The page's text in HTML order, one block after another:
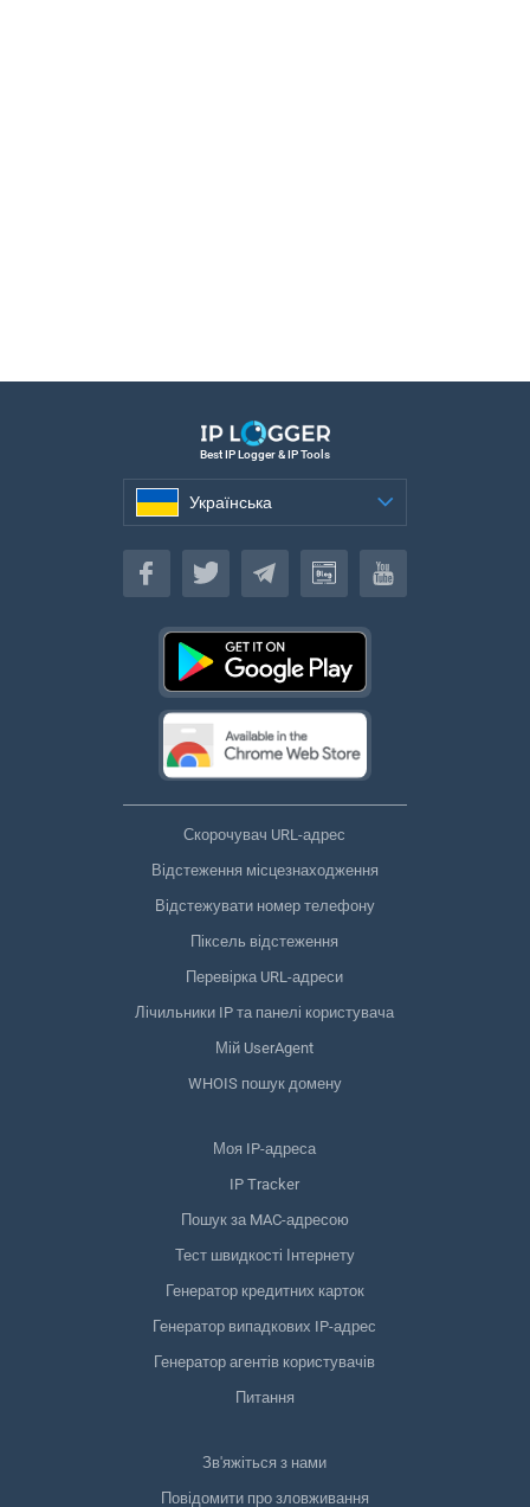
Best IP Logger & IP Tools
Українська
Українська
Скорочувач URL-адрес
Відстеження місцезнаходження
Відстежувати номер телефону
Піксель відстеження
Перевірка URL-адреси
Лічильники IP та панелі користувача
Мій UserAgent
WHOIS пошук домену
Моя IP-адреса
IP Tracker
Пошук за MAC-адресою
Тест швидкості Інтернету
Генератор кредитних карток
Генератор випадкових IP-адрес
Генератор агентів користувачів
Питання
Зв'яжіться з нами
Повідомити про зловживання